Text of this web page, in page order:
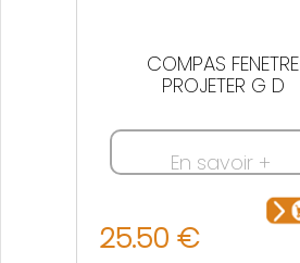
COMPAS FENETRE
PROJETER G D
En savoir +
25.50 €